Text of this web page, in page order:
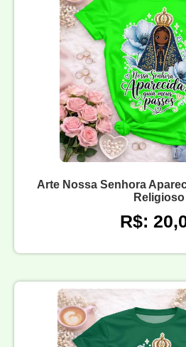
Arte Nossa Senhora
Religioso
R$: